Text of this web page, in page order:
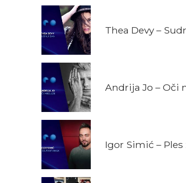
Thea Devy –
Andrija Jo – Oči
Igor Simić – Ples